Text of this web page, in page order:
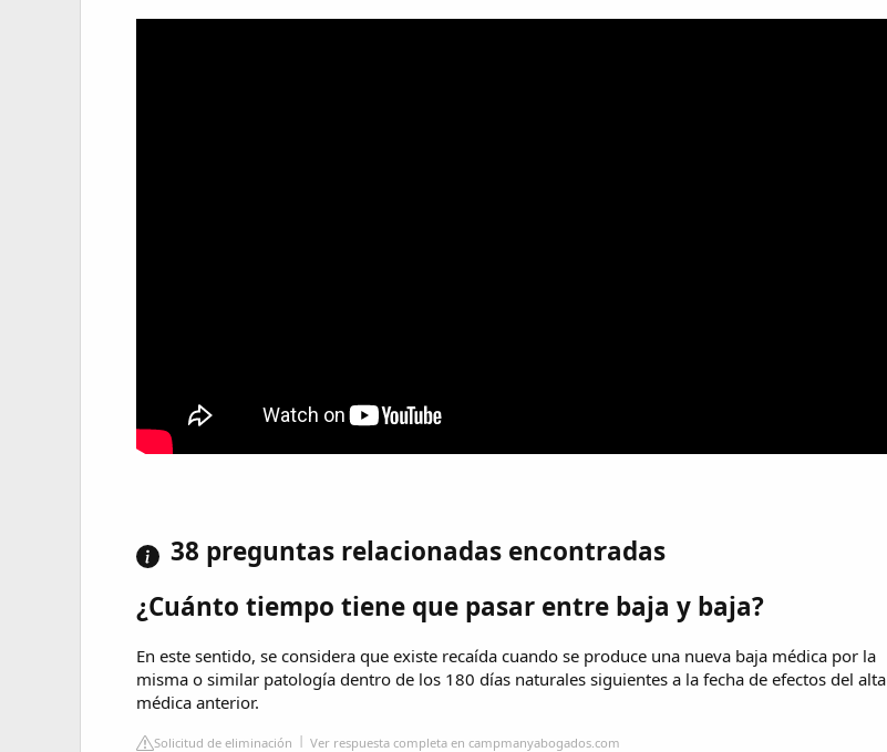
38 preguntas relacionadas encontradas
¿Cuánto tiempo tiene que pasar entre baja y baja?
En este sentido, se considera que existe recaída cuando se produce una nueva baja médica por la
misma o similar patología dentro de los 180 días naturales siguientes a la fecha de efectos del alta
médica anterior.
Solicitud de eliminación Ver respuesta completa en campmanyabogados.com